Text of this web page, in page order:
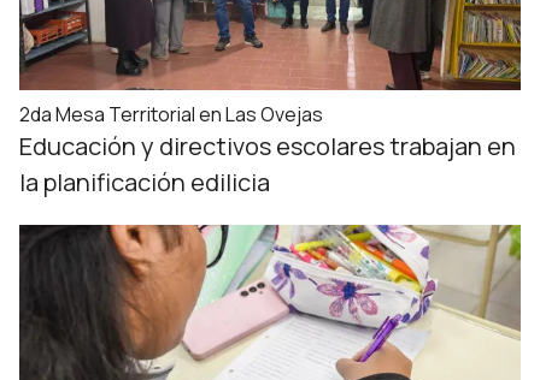
2da Mesa Territorial en Las Ovejas
Educación y directivos escolares trabajan en
la planificación edilicia